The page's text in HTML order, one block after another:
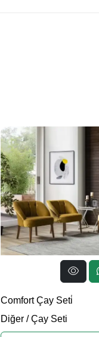
Comfort Çay Seti̇
Diğer/Çay Seti